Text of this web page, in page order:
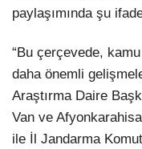
paylaşımında şu
“Bu çerçevede,
daha önemli
Araştırma Daire
Van ve
ile İl Jandarma